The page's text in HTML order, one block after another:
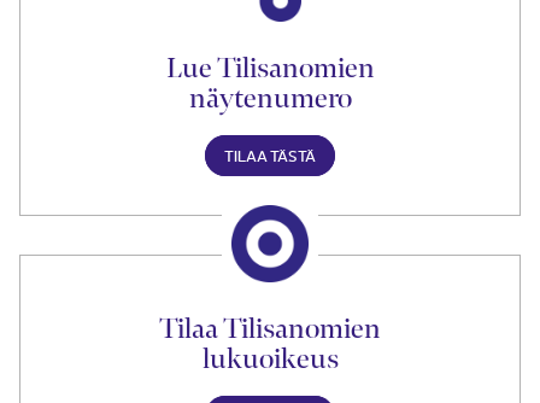
Lue Tilisanomien
näytenumero
TILAA TÄSTÄ
Tilaa Tilisanomien
lukuoikeus